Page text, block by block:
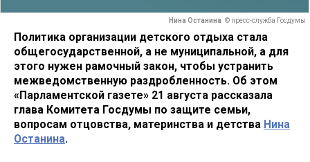
Нина Останина © пресс-служба Госдумы
Политика организации детского отдыха стала
общегосударственной, а не муниципальной, а для
этого нужен рамочный закон, чтобы устранить
межведомственную раздробленность. Об этом
«Парламентской газете» 21 августа рассказала
глава Комитета Госдумы по защите семьи,
вопросам отцовства, материнства и детства Нина
Останина.